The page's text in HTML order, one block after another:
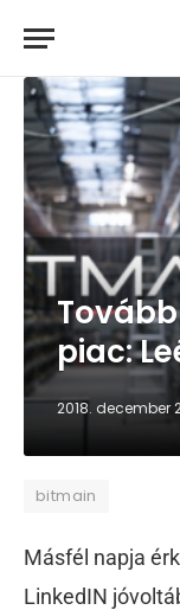
piac:
2018. december
bitmain
Másfél napja
LinkedIN